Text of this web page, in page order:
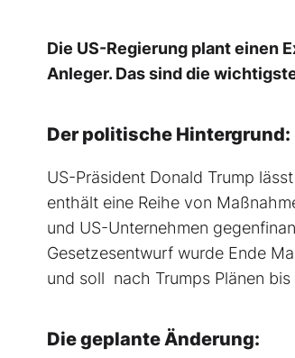
Die US-Regierung plant einen
Anleger. Das sind die
Der politische Hintergrund:
US-Präsident Donald Trump
enthält eine Reihe von
und US-Unternehmen
Gesetzesentwurf wurde Ende
und soll nach Trumps Plänen
Die geplante Änderung: